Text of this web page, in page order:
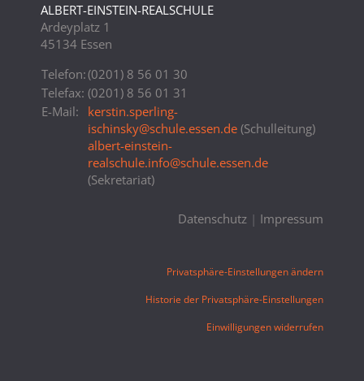
ALBERT-EINSTEIN-REALSCHULE
Ardeyplatz 1
45134 Essen
Telefon:(0201) 8 56 01 30
Telefax: (0201) 8 56 01 31
E-Mail:
kerstin.sperling-
ischinsky@schule.essen.de(Schulleitung)
albert-einstein-
realschule.info@schule.essen.de
(Sekretariat)
Datenschutz | Impressum
Privatsphäre-Einstellungen ändern
Historie der Privatsphäre-Einstellungen
Einwilligungen widerrufen